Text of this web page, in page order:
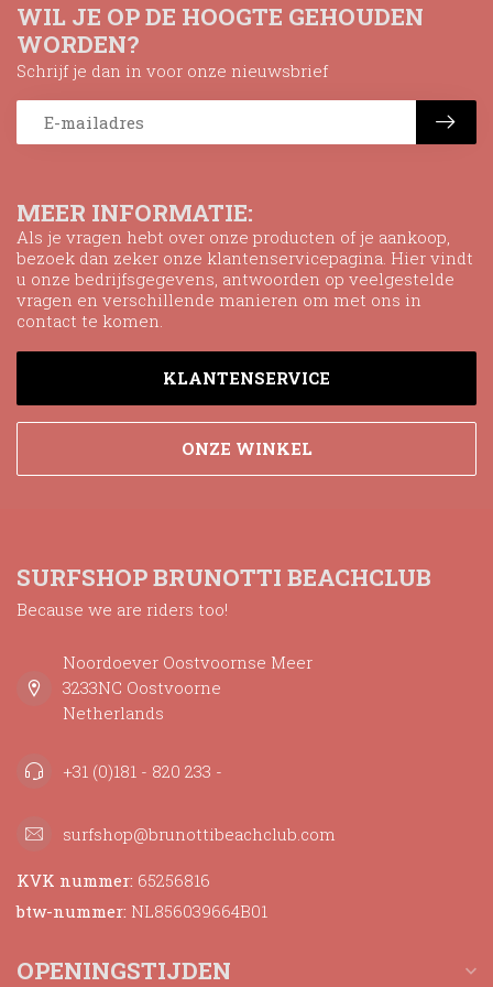
MEER INFORMATIE:
Als je vragen hebt over onze producten of je aankoop,
bezoek dan zeker onze klantenservicepagina. Hier vindt
u onze bedrijfsgegevens, antwoorden op veelgestelde
vragen en verschillende manieren om met ons in
contact te komen.
KLANTENSERVICE
ONZE WINKEL
WIL JE OP DE HOOGTE GEHOUDEN
WORDEN?
Schrijf je dan in voor onze nieuwsbrief
SURFSHOP BRUNOTTI BEACHCLUB
Because we are riders too!
Noordoever Oostvoornse Meer
3233NC Oostvoorne
Netherlands
+31 (0)181 - 820 233 -
surfshop@brunottibeachclub.com
KVK nummer: 65256816
btw-nummer: NL856039664B01
OPENINGSTIJDEN